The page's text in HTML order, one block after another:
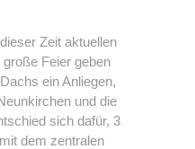
Zeit aktuellen
Feier geben
ein Anliegen,
und die
sich dafür, 3
dem zentralen